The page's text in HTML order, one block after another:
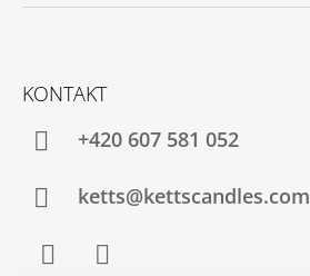
KONTAKT
+420 607 581 052
ketts@kettscandles.com